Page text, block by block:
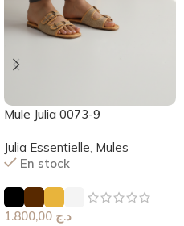
Mule Julia 0073-9
Julia Essentielle, Mules
En stock
د.ج